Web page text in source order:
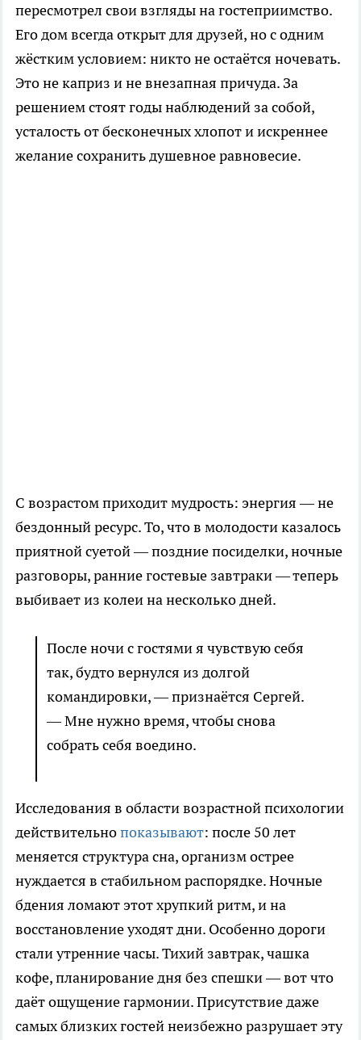
пересмотрел свои взгляды на гостеприимство.
Его дом всегда открыт для друзей, но с одним
жёстким условием: никто не остаётся ночевать.
Это не каприз и не внезапная причуда. За
решением стоят годы наблюдений за собой,
усталость от бесконечных хлопот и искреннее
желание сохранить душевное равновесие.
С возрастом приходит мудрость: энергия — не
бездонный ресурс. То, что в молодости казалось
приятной суетой — поздние посиделки, ночные
разговоры, ранние гостевые завтраки — теперь
выбивает из колеи на несколько дней.
После ночи с гостями я чувствую себя
так, будто вернулся из долгой
командировки, — признаётся Сергей.
— Мне нужно время, чтобы снова
собрать себя воедино.
Исследования в области возрастной психологии
действительнопоказывают: после 50 лет
меняется структура сна, организм острее
нуждается в стабильном распорядке. Ночные
бдения ломают этот хрупкий ритм, и на
восстановление уходят дни. Особенно дороги
стали утренние часы. Тихий завтрак, чашка
кофе, планирование дня без спешки — вот что
даёт ощущение гармонии. Присутствие даже
самых близких гостей неизбежно разрушает эту